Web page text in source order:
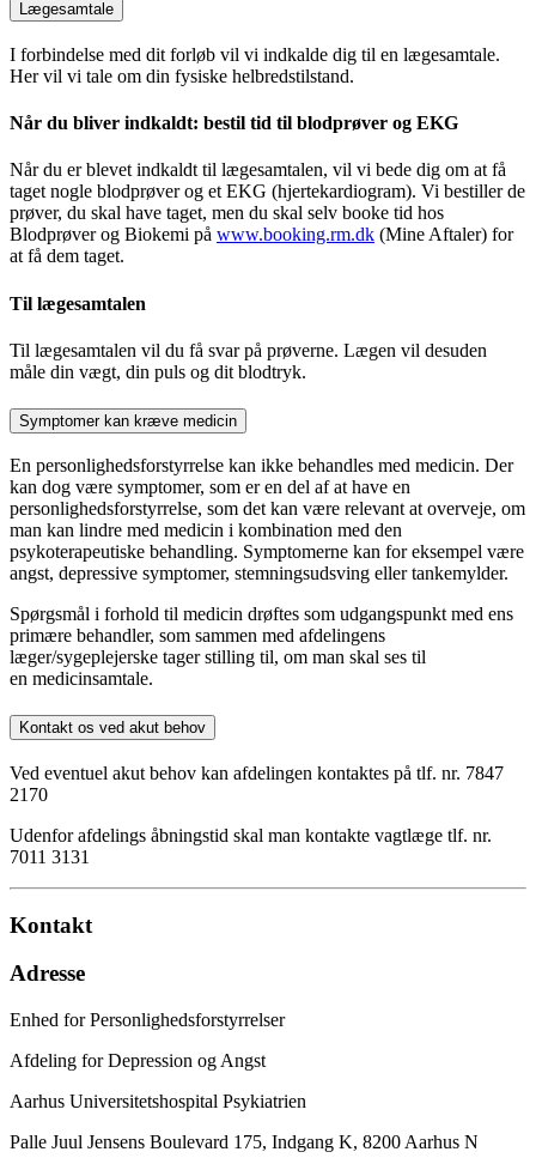
Lægesamtale
I forbindelse med dit forløb vil vi indkalde dig til en lægesamtale.
Her vil vi tale om din fysiske helbredstilstand.
Når du bliver indkaldt: bestil tid til blodprøver og EKG
Når du er blevet indkaldt til lægesamtalen, vil vi bede dig om at få
taget nogle blodprøver og et EKG (hjertekardiogram). Vi bestiller de
prøver, du skal have taget, men du skal selv booke tid hos
Blodprøver og Biokemi på www.booking.rm.dk (Mine Aftaler) for
at få dem taget.
Til lægesamtalen
Til lægesamtalen vil du få svar på prøverne. Lægen vil desuden
måle din vægt, din puls og dit blodtryk.
Symptomer kan kræve medicin
En personlighedsforstyrrelse kan ikke behandles med medicin. Der
kan dog være symptomer, som er en del af at have en
personlighedsforstyrrelse, som det kan være relevant at overveje, om
man kan lindre med medicin i kombination med den
psykoterapeutiske behandling. Symptomerne kan for eksempel være
angst, depressive symptomer, stemningsudsving eller tankemylder.
Spørgsmål i forhold til medicin drøftes som udgangspunkt med ens
primære behandler, som sammen med afdelingens
læger/sygeplejerske tager stilling til, om man skal ses til
en medicinsamtale.
Kontakt os ved akut behov
Ved eventuel akut behov kan afdelingen kontaktes på tlf. nr. 7847
2170
Udenfor afdelings åbningstid skal man kontakte vagtlæge tlf. nr.
7011 3131
Kontakt
Adresse
Enhed for Personlighedsforstyrrelser
Afdeling for Depression og Angst
Aarhus Universitetshospital Psykiatrien
Palle Juul Jensens Boulevard 175, Indgang K, 8200 Aarhus N